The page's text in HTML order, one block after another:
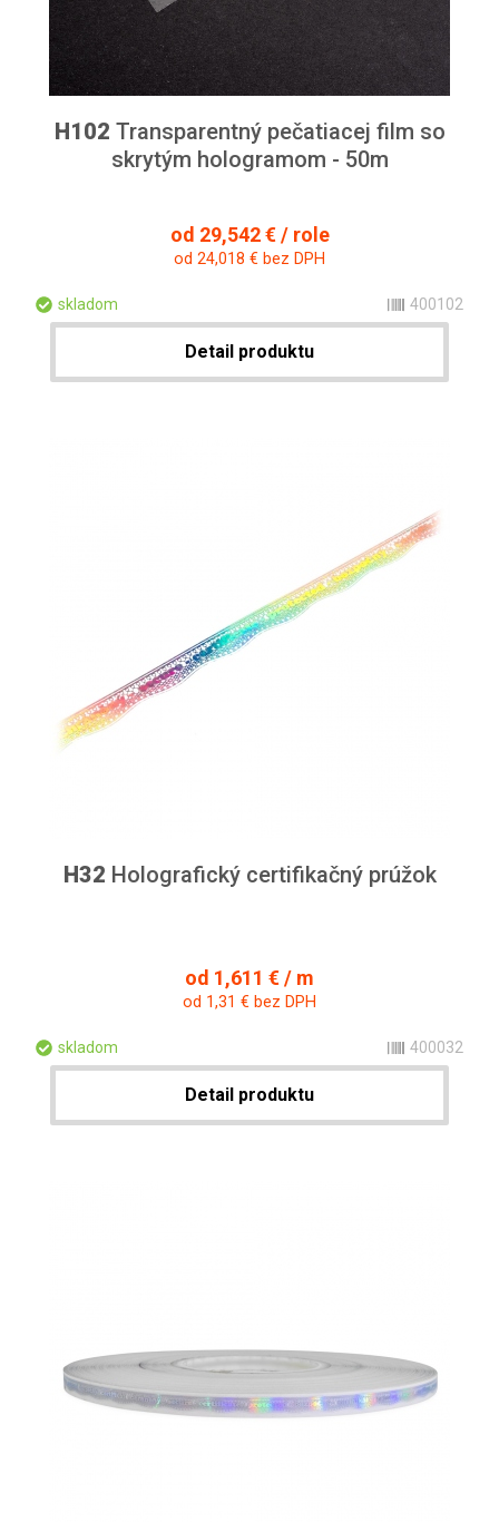
H102 Transparentný pečatiacej film so
skrytým hologramom - 50m
od 29,542 € / role
od 24,018 € bez DPH
skladom 400102
Detail produktu
H32 Holografický certifikačný prúžok
od 1,611 € / m
od 1,31 € bez DPH
skladom 400032
Detail produktu